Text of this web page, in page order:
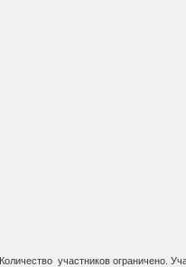
участников ограничено.